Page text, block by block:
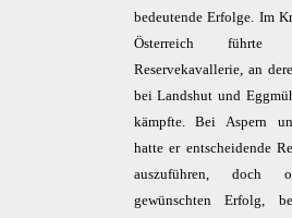
bedeutende Erfolge. Im
Österreich
Reservekavallerie, an
bei Landshut und
kämpfte. Bei Aspern
hatte er entscheidende
auszuführen, doch
gewünschten Erfolg,